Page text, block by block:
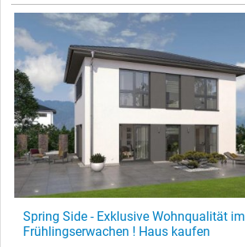
Spring Side - Exklusive Wohnqualität im
Frühlingserwachen ! Haus kaufen